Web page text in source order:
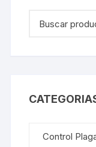
Control